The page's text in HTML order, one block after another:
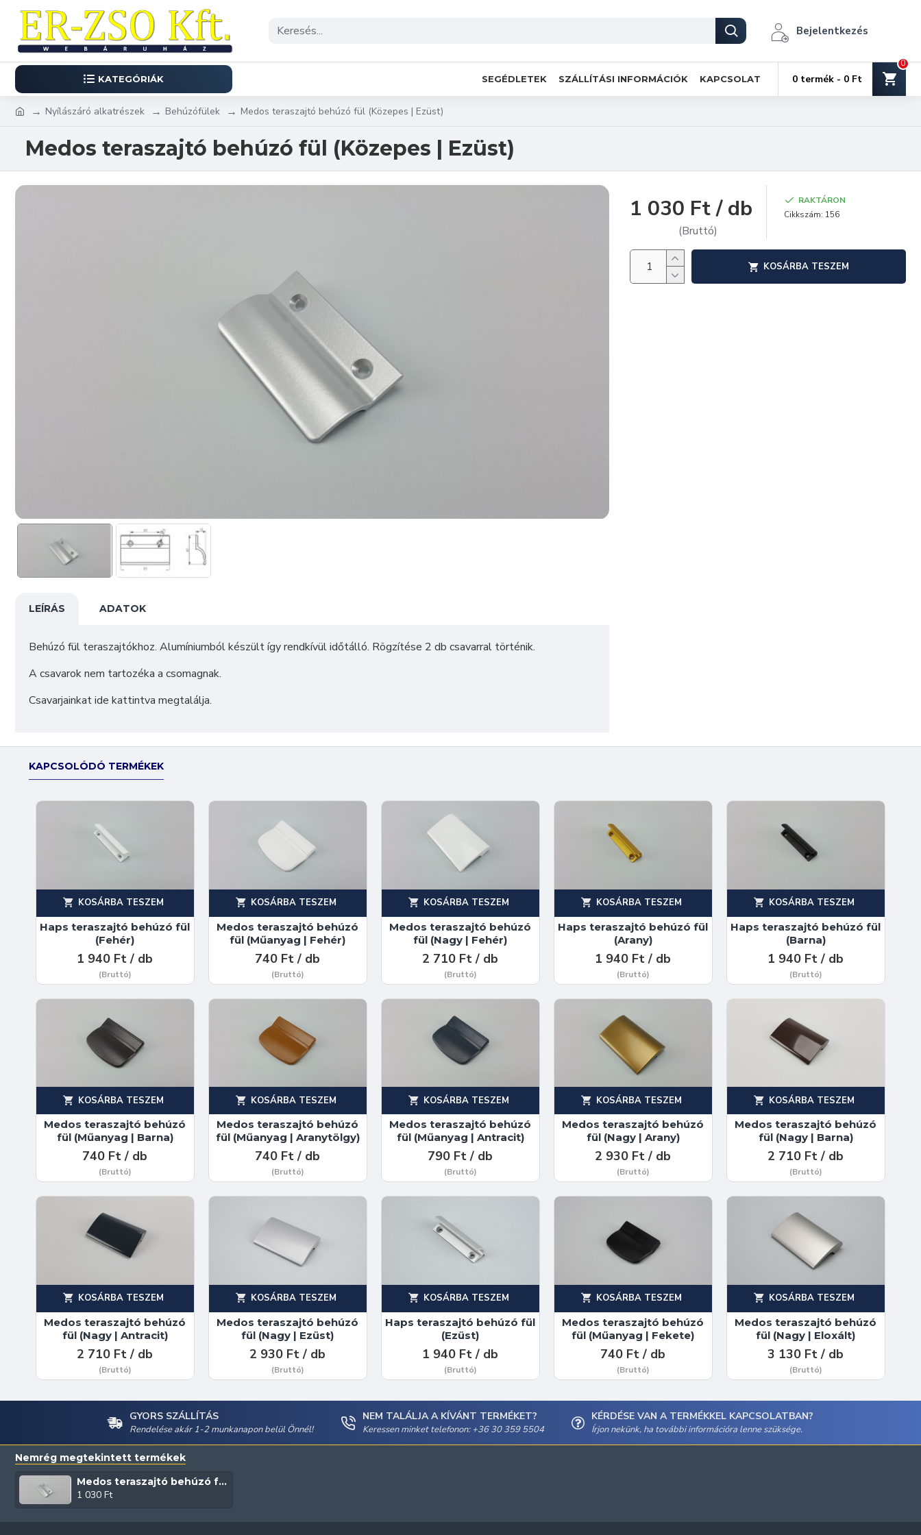
Bejelentkezés
KATEGÓRIÁK SEGÉDLETEK SZÁLLÍTÁSI INFORMÁCIÓK KAPCSOLAT 0 termék - 0 Ft
0
Nyílászáró alkatrészek Behúzófülek Medos teraszajtó behúzó fül (Közepes | Ezüst)
Medos teraszajtó behúzó fül (Közepes | Ezüst)
LEÍRÁS ADATOK
Behúzó fül teraszajtókhoz. Alumíniumból készült így rendkívül időtálló. Rögzítése 2 db csavarral történik.
A csavarok nem tartozéka a csomagnak.
Csavarjainkat ide kattintva megtalálja.
1 030 Ft / db
(Bruttó)
RAKTÁRON
Cikkszám: 156
KOSÁRBA TESZEM
KAPCSOLÓDÓ TERMÉKEK
Haps teraszajtó behúzó fül
(Fehér)
1 940 Ft / db
(Bruttó)
KOSÁRBA TESZEM
Medos teraszajtó behúzó
fül (Műanyag | Fehér)
740 Ft / db
(Bruttó)
KOSÁRBA TESZEM
Medos teraszajtó behúzó
fül (Nagy | Fehér)
2 710 Ft / db
(Bruttó)
KOSÁRBA TESZEM
Haps teraszajtó behúzó fül
(Arany)
1 940 Ft / db
(Bruttó)
KOSÁRBA TESZEM
Haps teraszajtó behúzó fül
(Barna)
1 940 Ft / db
(Bruttó)
KOSÁRBA TESZEM
Medos teraszajtó behúzó
fül (Műanyag | Barna)
740 Ft / db
(Bruttó)
KOSÁRBA TESZEM
Medos teraszajtó behúzó
fül (Műanyag | Aranytölgy)
740 Ft / db
(Bruttó)
KOSÁRBA TESZEM
Medos teraszajtó behúzó
fül (Műanyag | Antracit)
790 Ft / db
(Bruttó)
KOSÁRBA TESZEM
Medos teraszajtó behúzó
fül (Nagy | Arany)
2 930 Ft / db
(Bruttó)
KOSÁRBA TESZEM
Medos teraszajtó behúzó
fül (Nagy | Barna)
2 710 Ft / db
(Bruttó)
KOSÁRBA TESZEM
Medos teraszajtó behúzó
fül (Nagy | Antracit)
2 710 Ft / db
(Bruttó)
KOSÁRBA TESZEM
Medos teraszajtó behúzó
fül (Nagy | Ezüst)
2 930 Ft / db
(Bruttó)
KOSÁRBA TESZEM
Haps teraszajtó behúzó fül
(Ezüst)
1 940 Ft / db
(Bruttó)
KOSÁRBA TESZEM
Medos teraszajtó behúzó
fül (Műanyag | Fekete)
740 Ft / db
(Bruttó)
KOSÁRBA TESZEM
Medos teraszajtó behúzó
fül (Nagy | Eloxált)
3 130 Ft / db
(Bruttó)
KOSÁRBA TESZEM
GYORS SZÁLLÍTÁS
Rendelése akár 1-2 munkanapon belül Önnél!
NEM TALÁLJA A KÍVÁNT TERMÉKET?
Keressen minket telefonon: +36 30 359 5504
KÉRDÉSE VAN A TERMÉKKEL KAPCSOLATBAN?
Írjon nekünk, ha további információra lenne szüksége.
Nemrég megtekintett termékek
Medos teraszajtó behúzó fül (Közepes | Ezüst)
1 030 Ft